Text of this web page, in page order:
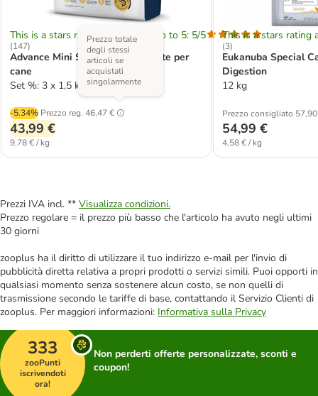
This is a stars rating area from zero to 5: 5/5
(147)
Advance Mini Sensitive Crocchette per
cane
Set %: 3 x 1,5 kg
-5.34% Prezzo reg. 46,47 €
Prezzo totale
degli stessi
articoli se
acquistati
singolarmente
43,99 €
9,78 € / kg
This is a stars rating
(3)
Eukanuba Special
Digestion
12 kg
Prezzo consigliato
54,99 €
4,58 € / kg
Prezzi IVA incl. ** Visualizza condizioni.
Prezzo regolare = il prezzo più basso che l'articolo ha avuto negli ultimi
30 giorni
zooplus ha il diritto di utilizzare il tuo indirizzo e-mail per l'invio di
pubblicità diretta relativa a propri prodotti o servizi simili. Puoi opporti in
qualsiasi momento senza sostenere alcun costo, se non quelli di
trasmissione secondo le tariffe di base, contattando il Servizio Clienti di
zooplus. Per maggiori informazioni: Informativa sulla Privacy
333
zooPunti
iscrivendoti
ora!
Non perderti offerte personalizzate, sconti e
coupon!